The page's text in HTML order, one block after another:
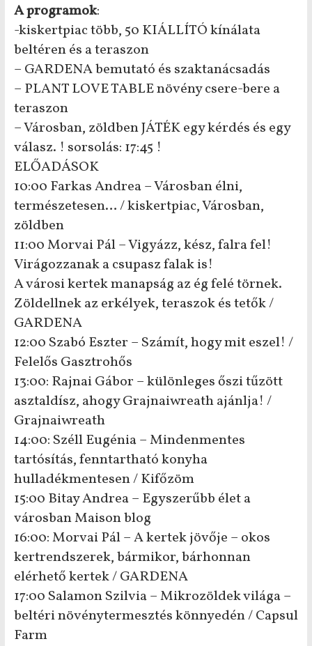
A programok:
-kiskertpiac több, 50 KIÁLLÍTÓ kínálata
beltéren és a teraszon
– GARDENA bemutató és szaktanácsadás
– PLANT LOVE TABLE növény csere-bere a
teraszon
– Városban, zöldben JÁTÉK egy kérdés és egy
válasz. ! sorsolás: 17:45 !
ELŐADÁSOK
10:00 Farkas Andrea – Városban élni,
természetesen… / kiskertpiac, Városban,
zöldben
11:00 Morvai Pál – Vigyázz, kész, falra fel!
Virágozzanak a csupasz falak is!
A városi kertek manapság az ég felé törnek.
Zöldellnek az erkélyek, teraszok és tetők /
GARDENA
12:00 Szabó Eszter – Számít, hogy mit eszel! /
Felelős Gasztrohős
13:00: Rajnai Gábor – különleges őszi tűzött
asztaldísz, ahogy Grajnaiwreath ajánlja! /
Grajnaiwreath
14:00: Széll Eugénia – Mindenmentes
tartósítás, fenntartható konyha
hulladékmentesen / Kifőzöm
15:00 Bitay Andrea – Egyszerűbb élet a
városban Maison blog
16:00: Morvai Pál – A kertek jövője – okos
kertrendszerek, bármikor, bárhonnan
elérhető kertek / GARDENA
17:00 Salamon Szilvia – Mikrozöldek világa –
beltéri növénytermesztés könnyedén / Capsul
Farm